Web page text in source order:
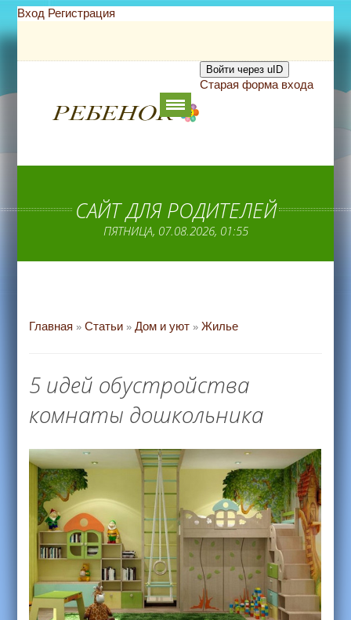
Вход Регистрация
Войти через uID
Старая форма входа
САЙТ ДЛЯ РОДИТЕЛЕЙ
ПЯТНИЦА, 07.08.2026, 01:55
Главная »Статьи »Дом и уют »Жилье
5 идей обустройства
комнаты дошкольника